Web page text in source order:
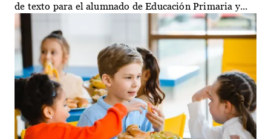
de texto para el alumnado de Educación Primaria y...